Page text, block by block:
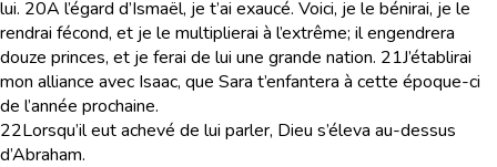
lui. 20A l’égard d’Ismaël, je t’ai exaucé. Voici, je le bénirai, je le
rendrai fécond, et je le multiplierai à l’extrême; il engendrera
douze princes, et je ferai de lui une grande nation. 21J’établirai
mon alliance avec Isaac, que Sara t’enfantera à cette époque-ci
de l’année prochaine.
22Lorsqu’il eut achevé de lui parler, Dieu s’éleva au-dessus
d’Abraham.